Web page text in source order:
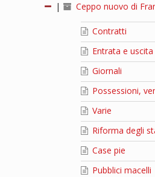
|
Ceppo nuovo di
Contratti
Entrata e uscita
Giornali
Possessioni,
Varie
Riforma degli
Case pie
Pubblici macelli